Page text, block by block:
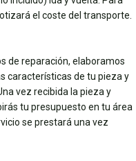
el coste del transporte.
de reparación, elaboramos
características de tu pieza y
vez recibida la pieza y
tu presupuesto en tu área
se prestará una vez